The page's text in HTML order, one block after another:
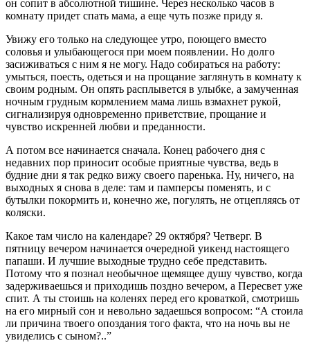
он сопит в абсолютной тишине. Через несколько часов в
комнату придет спать мама, а еще чуть позже приду я.
Увижу его только на следующее утро, поющего вместо
соловья и улыбающегося при моем появлении. Но долго
засиживаться с ним я не могу. Надо собираться на работу:
умыться, поесть, одеться и на прощание заглянуть в комнату к
своим родным. Он опять расплывется в улыбке, а замученная
ночным грудным кормлением мама лишь взмахнет рукой,
сигнализируя одновременно приветствие, прощание и
чувство искренней любви и преданности.
А потом все начинается сначала. Конец рабочего дня с
недавних пор приносит особые приятные чувства, ведь в
будние дни я так редко вижу своего паренька. Ну, ничего, на
выходных я снова в деле: там и памперсы поменять, и с
бутылки покормить и, конечно же, погулять, не отцепляясь от
коляски.
Какое там число на календаре? 29 октября? Четверг. В
пятницу вечером начинается очередной уикенд настоящего
папаши. И лучшие выходные трудно себе представить.
Потому что я познал необычное щемящее душу чувство, когда
задерживаешься и приходишь поздно вечером, а Пересвет уже
спит. А ты стоишь на коленях перед его кроваткой, смотришь
на его мирный сон и невольно задаешься вопросом: “А стоила
ли причина твоего опоздания того факта, что на ночь вы не
увиделись с сыном?..”